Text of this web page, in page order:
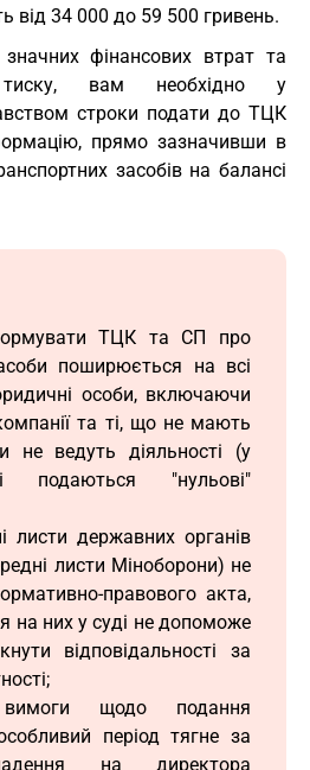
від 34 000 до 59 500 гривень.
фінансових втрат та
тиску, вам необхідно у
строки подати до ТЦК
прямо зазначивши в
засобів на балансі
ТЦК та СП про
поширюється на всі
особи, включаючи
та ті, що не мають
не ведуть діяльності (у
подаються "нульові"
листи державних органів
листи Міноборони) не
правового акта,
на них у суді не допоможе
відповідальності за
вимоги щодо подання
період тягне за
на директора